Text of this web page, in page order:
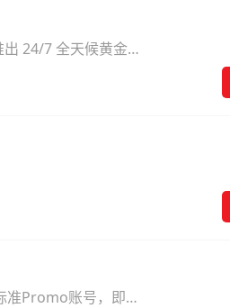
24/7 全天候黄金
准Promo账号，即可